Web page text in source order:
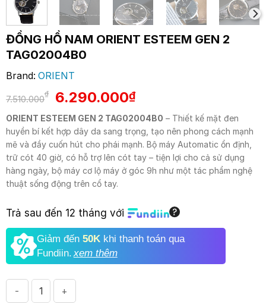
ĐỒNG HỒ NAM ORIENT ESTEEM GEN 2
TAG02004B0
Brand: ORIENT
7.510.000₫
Giá
gốc
là:
7.510.000₫.
6.290.000₫Giá
hiện
tại
là:
6.290.000₫.
ORIENT ESTEEM GEN 2 TAG02004B0 – Thiết kế mặt đen
huyền bí kết hợp dây da sang trọng, tạo nên phong cách mạnh
mẽ và đầy cuốn hút cho phái mạnh. Bộ máy Automatic ổn định,
trữ cót 40 giờ, có hỗ trợ lên cót tay – tiện lợi cho cả sử dụng
hàng ngày, bộ máy cơ lộ máy ở góc 9h như một tác phẩm nghệ
thuật sống động trên cổ tay.
Trả sau đến 12 tháng với
Giảm đến 50K khi thanh toán qua
Fundiin. xem thêm